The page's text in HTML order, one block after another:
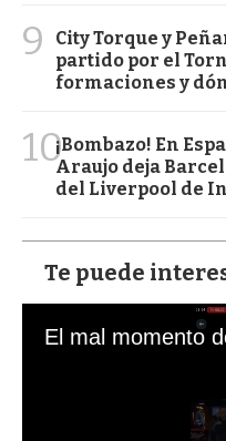
9
City Torque y
partido por el
formaciones y
10¡Bombazo! En
Araujo deja
del Liverpool de
Te puede